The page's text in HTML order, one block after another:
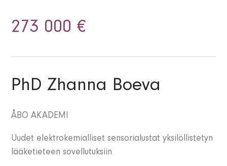
273 000 €
PhD Zhanna Boeva
ÅBO AKADEMI
Uudet elektrokemialliset sensorialustat yksilöllistetyn
lääketieteen sovellutuksiin